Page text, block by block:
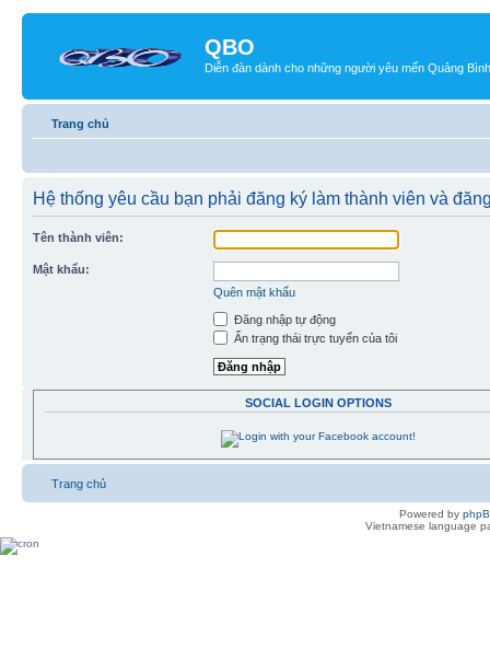
QBO
Diễn đàn dành cho những người yêu mến Quảng Bình
Trang chủ
Hệ thống yêu cầu bạn phải đăng ký làm thành viên và
Tên thành viên:
Mật khẩu:
Quên mật khẩu
Đăng nhập tự động
Ẩn trạng thái trực tuyến của tôi
SOCIAL LOGIN OPTIONS
Trang chủ
Powered by
Vietnamese language